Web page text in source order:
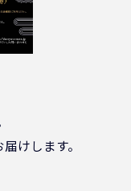
けします。